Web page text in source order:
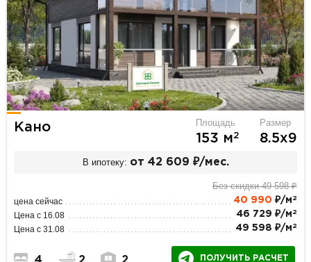
Кано Площадь
153 м2
Размер
8.5х9
В ипотеку: от 42 609 ₽/мес.
Без скидки 49 598 ₽
цена сейчас 40 990 ₽/м 2
Цена с 16.08 46 729 ₽/м 2
Цена с 31.08 49 598 ₽/м 2
ПОЛУЧИТЬ РАСЧЕТ